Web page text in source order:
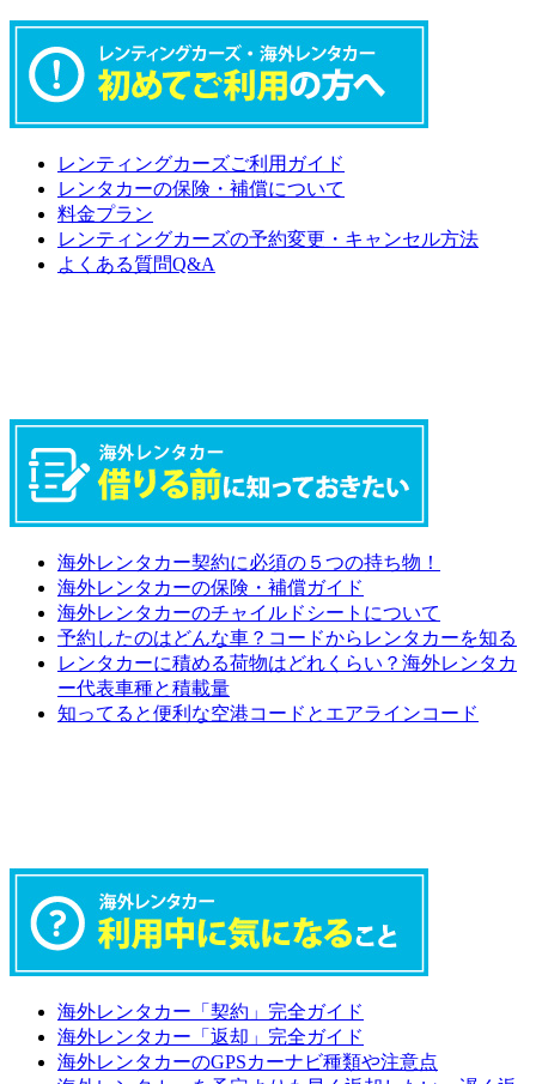
レンティングカーズご利用ガイド
レンタカーの保険・補償について
料金プラン
レンティングカーズの予約変更・キャンセル方法
よくある質問Q&A
海外レンタカー契約に必須の５つの持ち物！
海外レンタカーの保険・補償ガイド
海外レンタカーのチャイルドシートについて
予約したのはどんな車？コードからレンタカーを知る
レンタカーに積める荷物はどれくらい？海外レンタカ
ー代表車種と積載量
知ってると便利な空港コードとエアラインコード
海外レンタカー「契約」完全ガイド
海外レンタカー「返却」完全ガイド
海外レンタカーのGPSカーナビ種類や注意点